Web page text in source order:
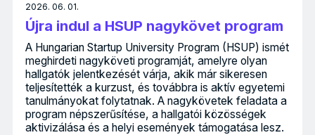
2026. 06. 01.
Újra indul a HSUP nagykövet program
A Hungarian Startup University Program (HSUP) ismét
meghirdeti nagyköveti programját, amelyre olyan
hallgatók jelentkezését várja, akik már sikeresen
teljesítették a kurzust, és továbbra is aktív egyetemi
tanulmányokat folytatnak. A nagykövetek feladata a
program népszerűsítése, a hallgatói közösségek
aktivizálása és a helyi események támogatása lesz.